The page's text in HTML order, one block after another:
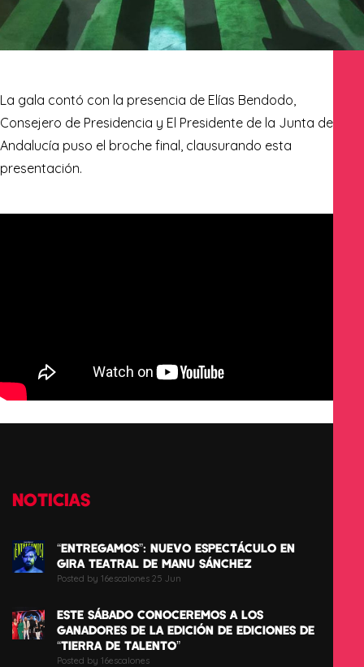
La gala contó con la presencia de Elías Bendodo,
Consejero de Presidencia y El Presidente de la Junta de
Andalucía puso el broche final, clausurando esta
presentación.
NOTICIAS
“ENTREGAMOS”: NUEVO ESPECTÁCULO EN
GIRA TEATRAL DE MANU SÁNCHEZ
Posted by 16escalones 25 Jun
ESTE SÁBADO CONOCEREMOS A LOS
GANADORES DE LA EDICIÓN DE EDICIONES DE
“TIERRA DE TALENTO”
Posted by 16escalones